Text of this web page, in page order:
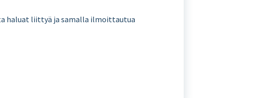
haluat liittyä ja samalla ilmoittautua